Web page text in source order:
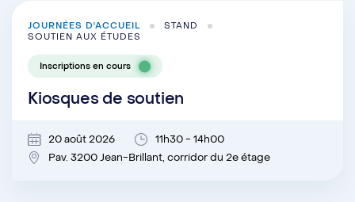
JOURNÉES D'ACCUEIL
STAND
SOUTIEN AUX ÉTUDES
Inscriptions en cours
Kiosques de soutien
20 août 2026
11h30 - 14h00
Pav. 3200 Jean-Brillant, corridor du 2e étage